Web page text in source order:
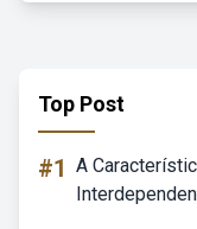
Top Post
#1 A